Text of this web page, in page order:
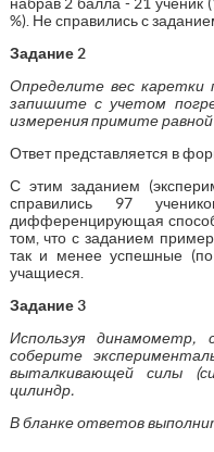
%). Не справились с
Задание 2
Определите вес
запишите с учетом
измерения примите
Ответ представляется в
С этим заданием
справились 97
дифференцирующая
том, что с заданием
так и менее успешные (по
учащиеся.
Задание 3
Используя
соберите
выталкивающей силы
цилиндр.
В бланке ответов